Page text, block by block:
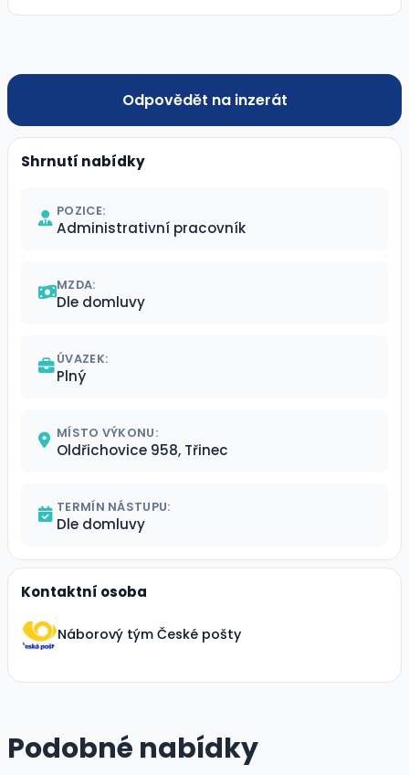
Odpovědět na inzerát
Shrnutí nabídky
POZICE:
Administrativní pracovník
MZDA:
Dle domluvy
ÚVAZEK:
Plný
MÍSTO VÝKONU:
Oldřichovice 958, Třinec
TERMÍN NÁSTUPU:
Dle domluvy
Kontaktní osoba
Náborový tým České pošty
Podobné nabídky